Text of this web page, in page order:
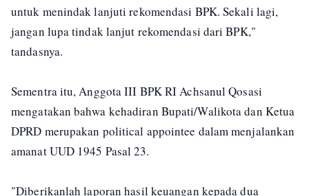
untuk menindak lanjuti rekomendasi BPK. Sekali lagi,
jangan lupa tindak lanjut rekomendasi dari BPK,"
tandasnya.
Sementra itu, Anggota III BPK RI Achsanul Qosasi
mengatakan bahwa kehadiran Bupati/Walikota dan Ketua
DPRD merupakan political appointee dalam menjalankan
amanat UUD 1945 Pasal 23.
"Diberikanlah laporan hasil keuangan kepada dua